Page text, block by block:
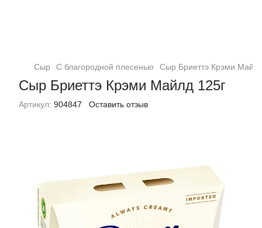
Сыр С благородной плесенью Сыр Бриеттэ Крэми
Сыр Бриеттэ Крэми Майлд 125г
Артикул: 904847 Оставить отзыв